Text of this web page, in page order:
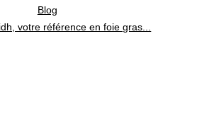
Blog
votre référence en foie gras...